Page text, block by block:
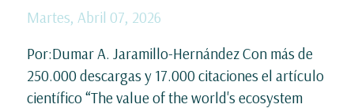
Martes, Abril 07, 2026
Por:Dumar A. Jaramillo-Hernández Con más de
250.000 descargas y 17.000 citaciones el artículo
científico “The value of the world's ecosystem